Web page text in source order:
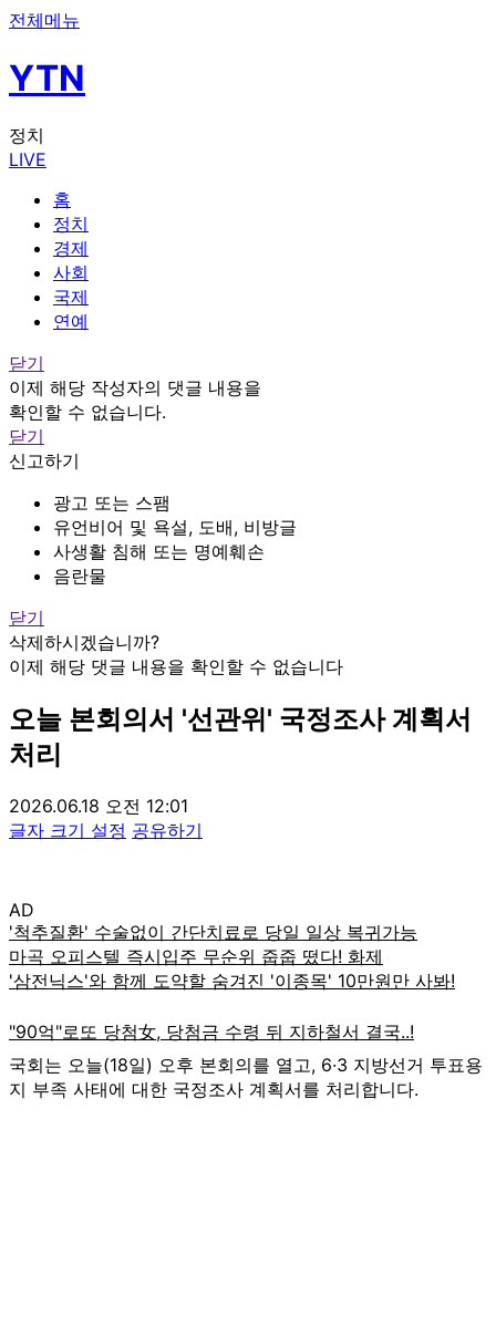
전체메뉴
YTN
정치
LIVE
홈
정치
경제
사회
국제
연예
닫기
이제 해당 작성자의 댓글 내용을
확인할 수 없습니다.
닫기
신고하기
광고 또는 스팸
유언비어 및 욕설, 도배, 비방글
사생활 침해 또는 명예훼손
음란물
닫기
삭제하시겠습니까?
이제 해당 댓글 내용을 확인할 수 없습니다
오늘 본회의서 '선관위' 국정조사 계획서
처리
2026.06.18 오전 12:01
글자 크기 설정 공유하기
AD
국회는 오늘(18일) 오후 본회의를 열고, 6·3 지방선거 투표용
지 부족 사태에 대한 국정조사 계획서를 처리합니다.